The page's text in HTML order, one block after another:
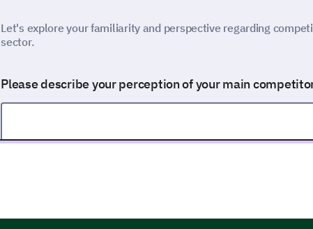
Let's explore your familiarity and perspective regarding
sector.
Please describe your perception of your main
Competitor Evaluation